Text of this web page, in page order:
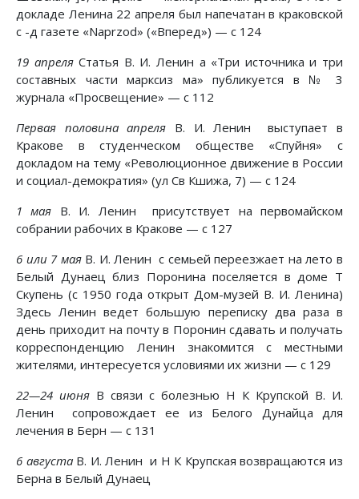
докладе Ленина 22 апреля был напечатан в краковской
с -д газете «Naprzod» («Вперед») — с 124
19 апреляСтатья В. И. Ленин а «Три источника и три
составных части марксиз ма» публикуется в № 3
журнала «Просвещение» — с 112
Первая половина апреля В. И. Ленин выступает в
Кракове в студенческом обществе «Спуйня» с
докладом на тему «Революционное движение в России
и социал-демократия» (ул Св Кшижа, 7) — с 124
1 мая В. И. Ленин присутствует на первомайском
собрании рабочих в Кракове — с 127
6 или 7 мая В. И. Ленин с семьей переезжает на лето в
Белый Дунаец близ Поронина поселяется в доме Т
Скупень (с 1950 года открыт Дом-музей В. И. Ленина)
Здесь Ленин ведет большую переписку два раза в
день приходит на почту в Поронин сдавать и получать
корреспонденцию Ленин знакомится с местными
жителями, интересуется условиями их жизни — с 129
22—24 июня В связи с болезнью Н К Крупской В. И.
Ленин сопровождает ее из Белого Дунайца для
лечения в Берн — с 131
6 августа В. И. Ленин и Н К Крупская возвращаются из
Берна в Белый Дунаец